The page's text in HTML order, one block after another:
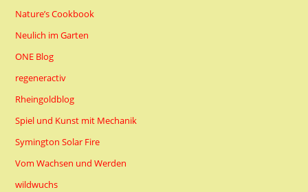
Nature’s Cookbook
Neulich im Garten
ONE Blog
regeneractiv
Rheingoldblog
Spiel und Kunst mit Mechanik
Symington Solar Fire
Vom Wachsen und Werden
wildwuchs